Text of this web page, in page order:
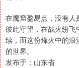
在魔窟盈易点，没有
彼此守望，在战火纷
续，而这份烽火中的浪
的世界。
发布于：山东省